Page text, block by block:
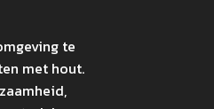
te
met hout.